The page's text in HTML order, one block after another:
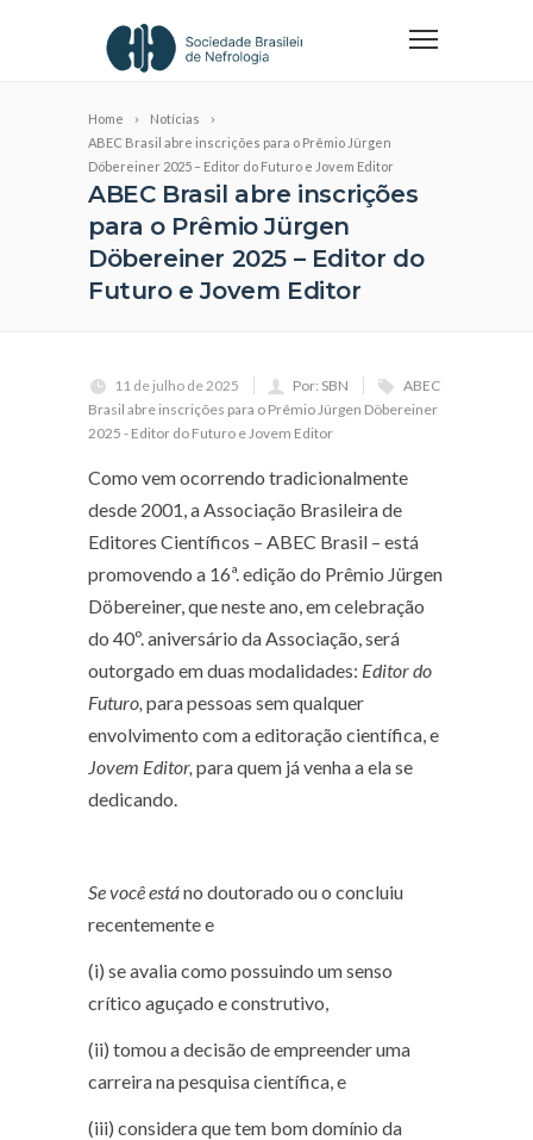
Home
Notícias
ABEC Brasil abre inscrições para o Prêmio Jürgen
Döbereiner 2025 – Editor do Futuro e Jovem Editor
ABEC Brasil abre inscrições
para o Prêmio Jürgen
Döbereiner 2025 – Editor do
Futuro e Jovem Editor
11 de julho de 2025 Por: SBN
ABEC
Brasil abre inscrições para o Prêmio Jürgen Döbereiner
2025 - Editor do Futuro e Jovem Editor
Como vem ocorrendo tradicionalmente
desde 2001, a Associação Brasileira de
Editores Científicos – ABEC Brasil – está
promovendo a 16ª. edição do Prêmio Jürgen
Döbereiner, que neste ano, em celebração
do 40º. aniversário da Associação, será
outorgado em duas modalidades: Editor do
Futuro, para pessoas sem qualquer
envolvimento com a editoração científica, e
Jovem Editor, para quem já venha a ela se
dedicando.
Se você estáno doutorado ou o concluiu
recentemente e
(i) se avalia como possuindo um senso
crítico aguçado e construtivo,
(ii) tomou a decisão de empreender uma
carreira na pesquisa científica, e
(iii) considera que tem bom domínio da